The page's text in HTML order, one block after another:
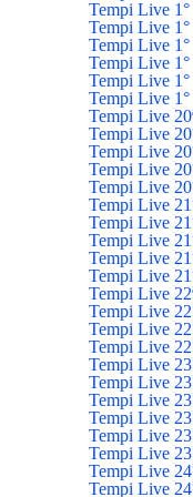
Tempi Live
Tempi Live
Tempi Live
Tempi Live
Tempi Live 1°
Tempi Live
Tempi Live
Tempi Live
Tempi Live
Tempi Live
Tempi Live
Tempi Live
Tempi Live
Tempi Live
Tempi Live
Tempi Live
Tempi Live
Tempi Live
Tempi Live
Tempi Live
Tempi Live
Tempi Live
Tempi Live
Tempi Live
Tempi Live
Tempi Live
Tempi Live
Tempi Live